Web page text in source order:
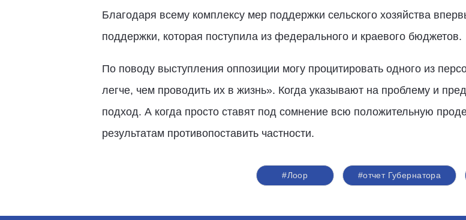
Благодаря всему комплексу мер поддержки сельского хозяйства
поддержки, которая поступила из федерального и краевого бюджетов.
По поводу выступления оппозиции могу процитировать одного из
легче, чем проводить их в жизнь». Когда указывают на проблему и
подход. А когда просто ставят под сомнение всю положительную
результатам противопоставить частности.
#Лоор #отчет Губернатора